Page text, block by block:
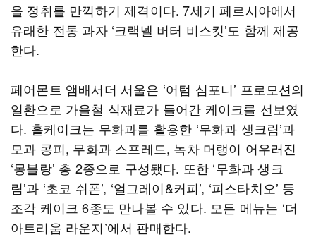
을 정취를 만끽하기 제격이다. 7세기 페르시아에서
유래한 전통 과자 ‘크랙넬 버터 비스킷’도 함께 제공
한다.
페어몬트 앰배서더 서울은 ‘어텀 심포니’ 프로모션의
일환으로 가을철 식재료가 들어간 케이크를 선보였
다. 홀케이크는 무화과를 활용한 ‘무화과 생크림’과
모과 콩피, 무화과 스프레드, 녹차 머랭이 어우러진
‘몽블랑’ 총 2종으로 구성됐다. 또한 ‘무화과 생크
림’과 ‘초코 쉬폰’, ‘얼그레이&커피’, ‘피스타치오’ 등
조각 케이크 6종도 만나볼 수 있다. 모든 메뉴는 ‘더
아트리움 라운지’에서 판매한다.